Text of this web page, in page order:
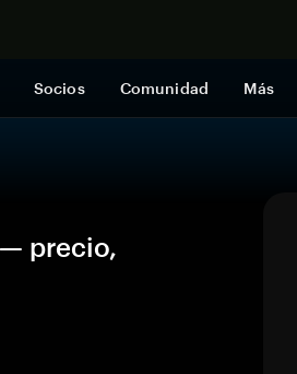
Socios Comunidad Más
— precio,